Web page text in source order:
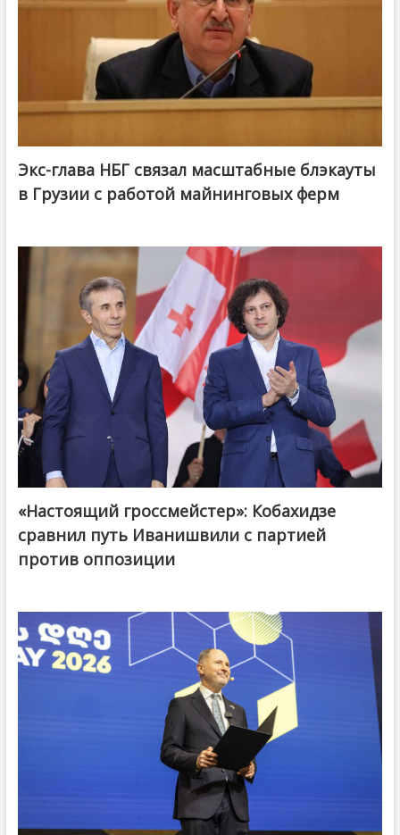
Экс-глава НБГ связал масштабные блэкауты
в Грузии с работой майнинговых ферм
@ქართული ოცნება / Georgian Dream
«Настоящий гроссмейстер»: Кобахидзе
сравнил путь Иванишвили с партией
против оппозиции